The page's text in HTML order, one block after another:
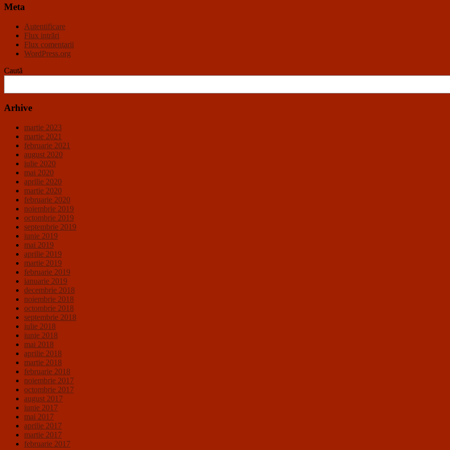
Meta
Autentificare
Flux intrări
Flux comentarii
WordPress.org
Caută
Arhive
martie 2023
martie 2021
februarie 2021
august 2020
iulie 2020
mai 2020
aprilie 2020
martie 2020
februarie 2020
noiembrie 2019
octombrie 2019
septembrie 2019
iunie 2019
mai 2019
aprilie 2019
martie 2019
februarie 2019
ianuarie 2019
decembrie 2018
noiembrie 2018
octombrie 2018
septembrie 2018
iulie 2018
iunie 2018
mai 2018
aprilie 2018
martie 2018
februarie 2018
noiembrie 2017
octombrie 2017
august 2017
iunie 2017
mai 2017
aprilie 2017
martie 2017
februarie 2017